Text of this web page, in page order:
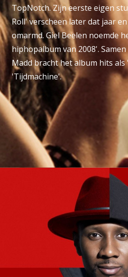
TopNotch. Zijn eerste eigen
Roll' verscheen later dat jaar
omarmd. Giel Beelen noemde
hiphopalbum van 2008'.
Madd bracht het album hits als
'Tijdmachine'.